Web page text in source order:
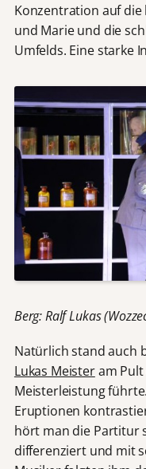
Konzentration auf
und Marie und die
Umfelds. Eine starke
Berg: Ralf Lukas
Natürlich stand auch
Lukas Meisteram Pult
Meisterleistung
Eruptionen
hört man die Partitur
differenziert und mit